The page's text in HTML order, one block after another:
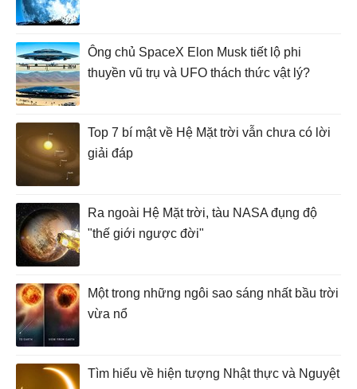
Ông chủ SpaceX Elon Musk tiết lộ phi
thuyền vũ trụ và UFO thách thức vật lý?
Top 7 bí mật về Hệ Mặt trời vẫn chưa có lời
giải đáp
Ra ngoài Hệ Mặt trời, tàu NASA đụng độ
"thế giới ngược đời"
Một trong những ngôi sao sáng nhất bầu trời
vừa nổ
Tìm hiểu về hiện tượng Nhật thực và Nguyệt